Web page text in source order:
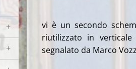
vi è un secondo
riutilizzato in
segnalato da Marco